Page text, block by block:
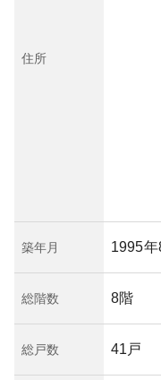
住所
築年月 1995年
総階数 8階
総戸数 41戸